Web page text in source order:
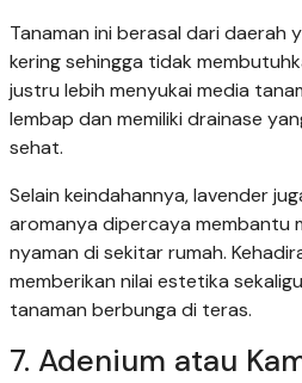
Tanaman ini berasal dari daerah
kering sehingga tidak
justru lebih menyukai media
lembap dan memiliki drainase
sehat.
Selain keindahannya, lavender
aromanya dipercaya membantu
nyaman di sekitar rumah.
memberikan nilai estetika
tanaman berbunga di teras.
7. Adenium atau